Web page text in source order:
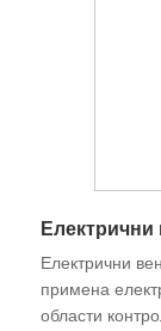
Електрични
Електрични
примена
области